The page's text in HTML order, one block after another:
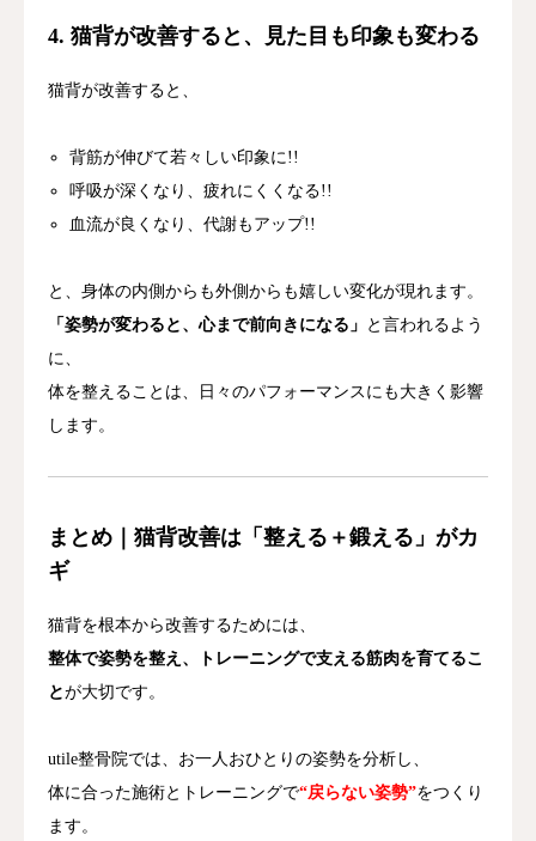
4. 猫背が改善すると、見た目も印象も変わる
猫背が改善すると、
背筋が伸びて若々しい印象に!!
呼吸が深くなり、疲れにくくなる!!
血流が良くなり、代謝もアップ!!
と、身体の内側からも外側からも嬉しい変化が現れます。
「姿勢が変わると、心まで前向きになる」 と言われるよう
に、
体を整えることは、日々のパフォーマンスにも大きく影響
します。
まとめ｜猫背改善は「整える＋鍛える」がカ
ギ
猫背を根本から改善するためには、
整体で姿勢を整え、トレーニングで支える筋肉を育てるこ
とが大切です。
utile整骨院では、お一人おひとりの姿勢を分析し、
体に合った施術とトレーニングで“戻らない姿勢”をつくり
ます。